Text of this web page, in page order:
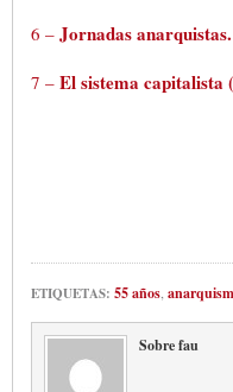
6 – Jornadas anarquistas.
7 – El sistema capitalista
ETIQUETAS: 55 años
Sobre fau